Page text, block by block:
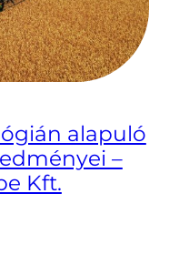
alapuló
–
Kft.